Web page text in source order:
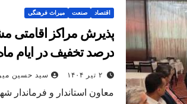
اقتصاد صنعت میراث فرهنگی
درصد تخفیف در ایام
۲ تیر ۱۴۰۴ سید حسین
معاون استاندار و